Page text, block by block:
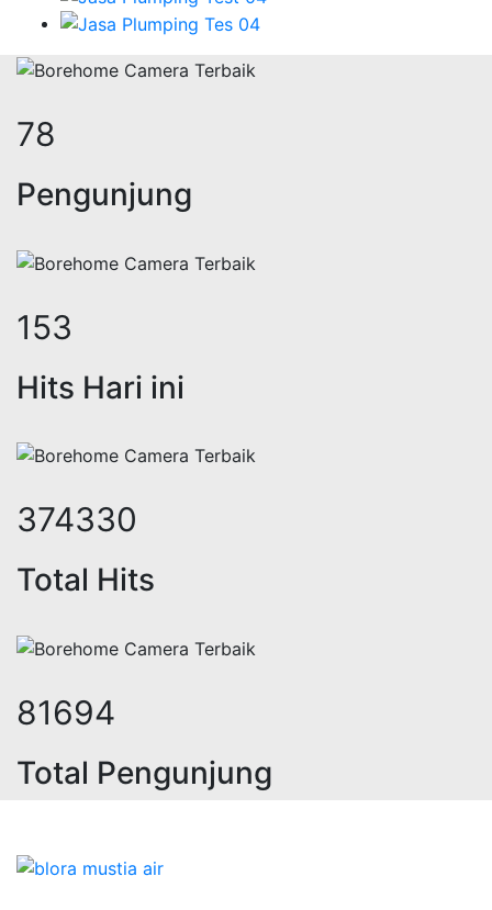
95
Pengunjung
186
Hits Hari ini
456882
Total Hits
99711
Total Pengunjung